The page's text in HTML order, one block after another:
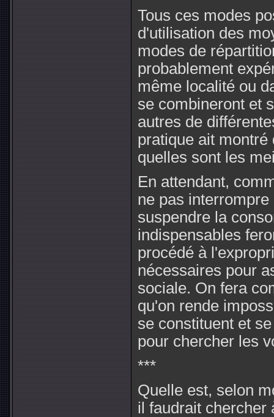
Tous ces modes
d'utilisation des
modes de
probablement
même localité ou
se combineront et
autres de
pratique ait
quelles sont les
En attendant,
ne pas
suspendre la
indispensables
procédé à
nécessaires pour
sociale. On fera
qu'on rende
se constituent et
pour chercher les
***
Quelle est, selon
il faudrait chercher